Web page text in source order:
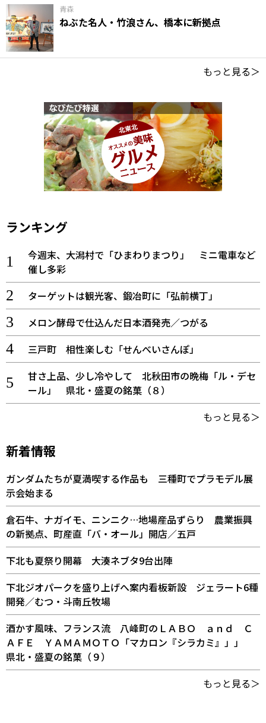
青森
ねぶた名人・竹浪さん、橋本に新拠点
もっと見る＞
ランキング
今週末、大潟村で「ひまわりまつり」 ミニ電車など
催し多彩
ターゲットは観光客、鍛冶町に「弘前横丁」
メロン酵母で仕込んだ日本酒発売／つがる
三戸町 相性楽しむ「せんべいさんぽ」
甘さ上品、少し冷やして 北秋田市の晩梅「ル・デセ
ール」 県北・盛夏の銘菓（８）
もっと見る＞
新着情報
ガンダムたちが夏満喫する作品も 三種町でプラモデル展
示会始まる
倉石牛、ナガイモ、ニンニク…地場産品ずらり 農業振興
の新拠点、町産直「バ・オール」開店／五戸
下北も夏祭り開幕 大湊ネブタ9台出陣
下北ジオパークを盛り上げへ案内看板新設 ジェラート6種
開発／むつ・斗南丘牧場
酒かす風味、フランス流 八峰町のＬＡＢＯ ａｎｄ Ｃ
ＡＦＥ ＹＡＭＡＭＯＴＯ「マカロン『シラカミ』」」
県北・盛夏の銘菓（９）
もっと見る＞